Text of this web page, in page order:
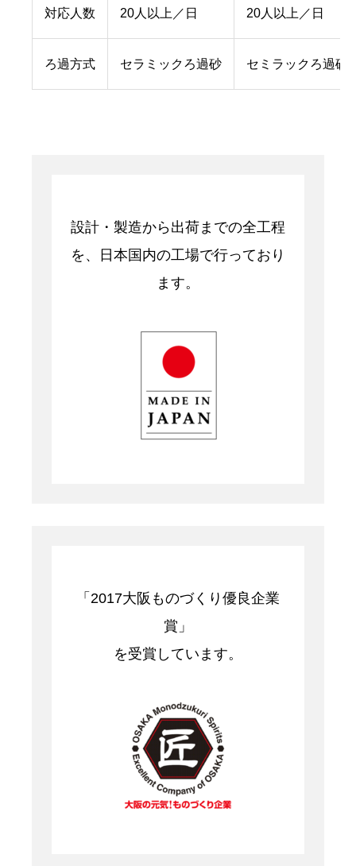
対応人数 20人以上／日 20人以上／日
ろ過方式 セラミックろ過砂 セミラックろ過砂
設計・製造から出荷までの全工程
を、日本国内の工場で行っており
ます。
「2017大阪ものづくり優良企業
賞」
を受賞しています。